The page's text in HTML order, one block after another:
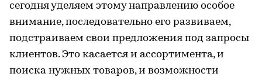
сегодня уделяем этому направлению особое
внимание, последовательно его развиваем,
подстраиваем свои предложения под запросы
клиентов. Это касается и ассортимента, и
поиска нужных товаров, и возможности